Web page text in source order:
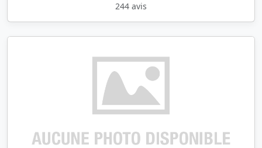
244 avis